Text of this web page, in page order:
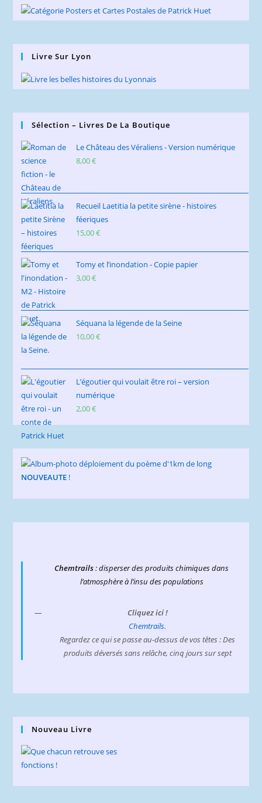
Livre Sur Lyon
Sélection – Livres De La Boutique
Le Château des Véraliens - Version numérique
8,00€
Recueil Laetitia la petite sirène - histoires
féeriques
15,00€
Tomy et l’inondation - Copie papier
3,00€
Séquana la légende de la Seine
10,00€
L’égoutier qui voulait être roi – version
numérique
2,00€
NOUVEAUTE !
Chemtrails: disperser des produits chimiques dans
l’atmosphère à l’insu des populations
Cliquez ici !
Chemtrails.
Regardez ce qui se passe au-dessus de vos têtes : Des
produits déversés sans relâche, cinq jours sur sept
Nouveau Livre